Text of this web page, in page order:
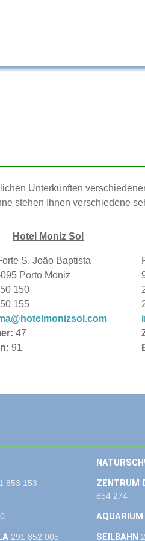
Unterkünften
stehen Ihnen verschiedene
Hotel Moniz Sol
S. João Baptista
Porto Moniz
150
155
47
91
853 153 ZENTRUM
854 274
AQUARIUM
291 852 005 SEILBAHN